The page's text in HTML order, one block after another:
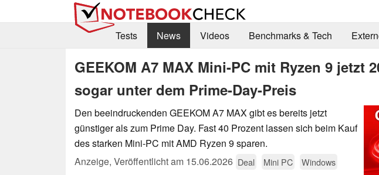
Tests
News Videos Benchmarks & Tech
GEEKOM A7 MAX Mini-PC mit Ryzen 9 jetzt
sogar unter dem Prime-Day-Preis
Den beeindruckenden GEEKOM A7 MAX gibt es bereits jetzt
günstiger als zum Prime Day. Fast 40 Prozent lassen sich beim Kauf
des starken Mini-PC mit AMD Ryzen 9 sparen.
Anzeige, Veröffentlicht am 15.06.2026 Deal Mini PC Windows